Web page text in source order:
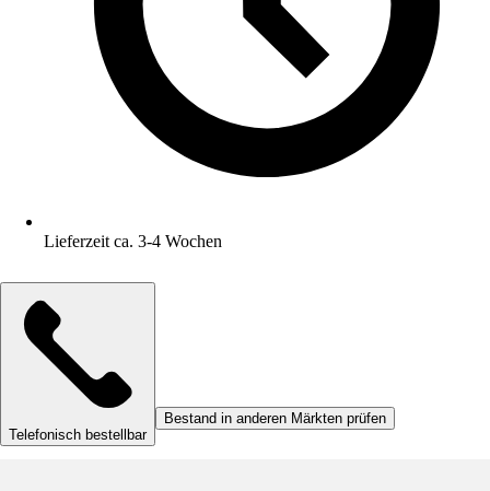
Lieferzeit ca. 3-4 Wochen
Telefonisch bestellbar
Bestand in anderen Märkten prüfen